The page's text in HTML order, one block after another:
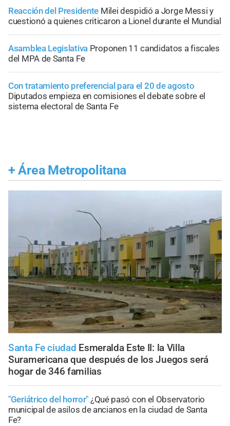
Reacción del Presidente Milei despidió a Jorge Messi y
cuestionó a quienes criticaron a Lionel durante el Mundial
Asamblea Legislativa Proponen 11 candidatos a fiscales
del MPA de Santa Fe
Con tratamiento preferencial para el 20 de agosto
Diputados empieza en comisiones el debate sobre el
sistema electoral de Santa Fe
+ Área Metropolitana
Santa Fe ciudad Esmeralda Este II: la Villa
Suramericana que después de los Juegos será
hogar de 346 familias
"Geriátrico del horror" ¿Qué pasó con el Observatorio
municipal de asilos de ancianos en la ciudad de Santa
Fe?